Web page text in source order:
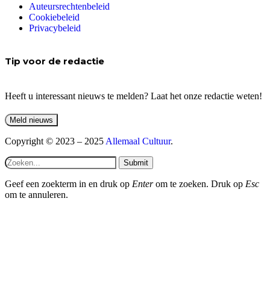
Auteursrechtenbeleid
Cookiebeleid
Privacybeleid
Tip voor de redactie
Heeft u interessant nieuws te melden? Laat het onze redactie weten!
Copyright © 2023 – 2025 Allemaal Cultuur.
Submit
Geef een zoekterm in en druk op Enterom te zoeken. Druk op Esc
om te annuleren.